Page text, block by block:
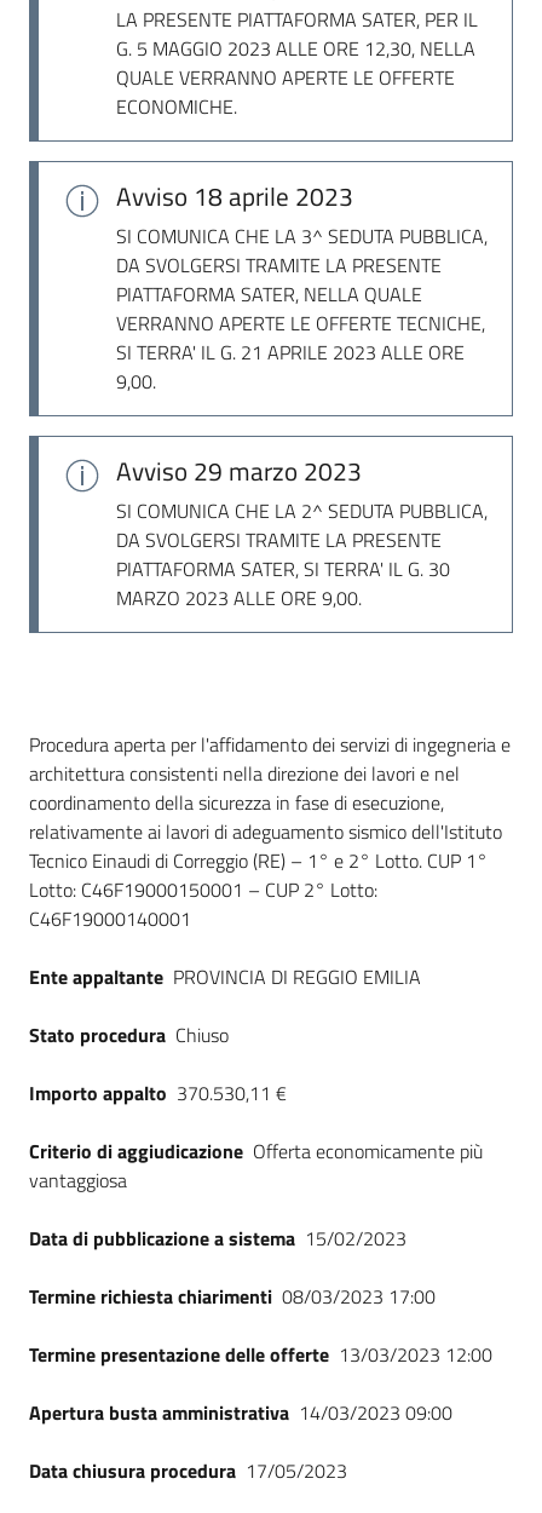
LA PRESENTE PIATTAFORMA SATER, PER IL
G. 5 MAGGIO 2023 ALLE ORE 12,30, NELLA
QUALE VERRANNO APERTE LE OFFERTE
ECONOMICHE.
Avviso 18 aprile 2023
SI COMUNICA CHE LA 3^ SEDUTA PUBBLICA,
DA SVOLGERSI TRAMITE LA PRESENTE
PIATTAFORMA SATER, NELLA QUALE
VERRANNO APERTE LE OFFERTE TECNICHE,
SI TERRA' IL G. 21 APRILE 2023 ALLE ORE
9,00.
Avviso 29 marzo 2023
SI COMUNICA CHE LA 2^ SEDUTA PUBBLICA,
DA SVOLGERSI TRAMITE LA PRESENTE
PIATTAFORMA SATER, SI TERRA' IL G. 30
MARZO 2023 ALLE ORE 9,00.
Dati del bando
Procedura aperta per l'affidamento dei servizi di ingegneria e
architettura consistenti nella direzione dei lavori e nel
coordinamento della sicurezza in fase di esecuzione,
relativamente ai lavori di adeguamento sismico dell'Istituto
Tecnico Einaudi di Correggio (RE) – 1° e 2° Lotto. CUP 1°
Lotto: C46F19000150001 – CUP 2° Lotto:
C46F19000140001
Ente appaltante PROVINCIA DI REGGIO EMILIA
Stato procedura Chiuso
Importo appalto 370.530,11 €
Criterio di aggiudicazione Offerta economicamente più
vantaggiosa
Data di pubblicazione a sistema 15/02/2023
Termine richiesta chiarimenti 08/03/2023 17:00
Termine presentazione delle offerte 13/03/2023 12:00
Apertura busta amministrativa 14/03/2023 09:00
Data chiusura procedura 17/05/2023